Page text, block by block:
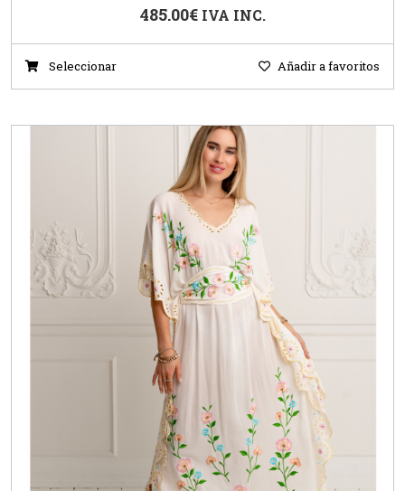
485.00€ IVA INC.
Seleccionar Añadir a favoritos